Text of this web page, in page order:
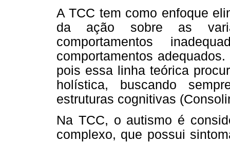
A TCC tem como enfoque
da ação sobre as
comportamentos
comportamentos
pois essa linha teórica
holística, buscando
estruturas cognitivas
Na TCC, o autismo é
complexo, que possui